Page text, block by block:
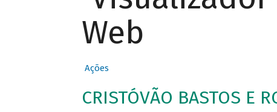
Web
Ações
CRISTÓVÃO BASTOS E